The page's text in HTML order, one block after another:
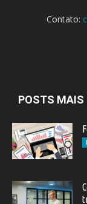
Contato:
POSTS MAIS